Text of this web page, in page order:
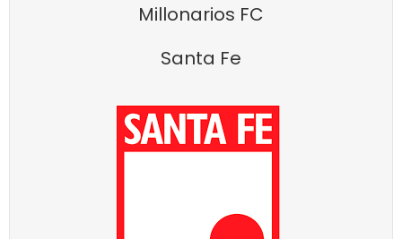
Millonarios FC
Santa Fe